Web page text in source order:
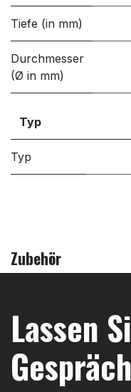
Tiefe (in mm)
Durchmesser
(Ø in mm)
Typ
Typ
Zubehör
Lassen